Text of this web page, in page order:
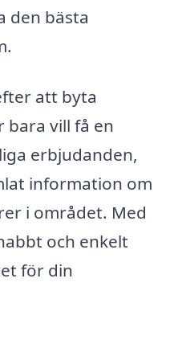
den bästa
att byta
vill få en
erbjudanden,
information om
i området. Med
och enkelt
för din